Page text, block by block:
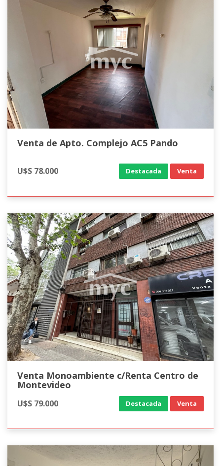
Venta de Apto. Complejo AC5 Pando
U$S 78.000 Destacada Venta
Venta Monoambiente c/Renta Centro de
Montevideo
U$S 79.000 Destacada Venta